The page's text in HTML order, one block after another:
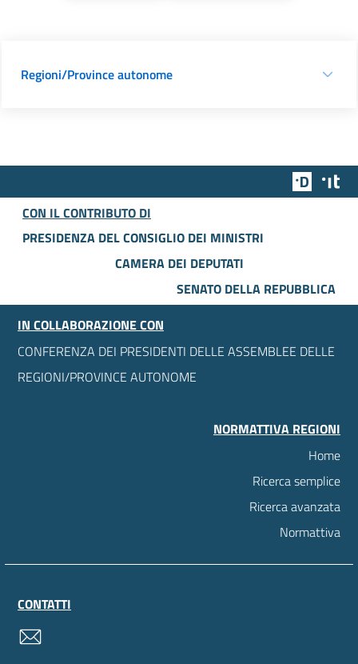
Regioni/Province autonome
Team
CON IL CONTRIBUTO DI
PRESIDENZA DEL CONSIGLIO DEI MINISTRI
CAMERA DEI DEPUTATI
SENATO DELLA REPUBBLICA
IN COLLABORAZIONE CON
CONFERENZA DEI PRESIDENTI DELLE ASSEMBLEE DELLE
REGIONI/PROVINCE AUTONOME
NORMATTIVA REGIONI
Home
Ricerca semplice
Ricerca avanzata
Normattiva
CONTATTI